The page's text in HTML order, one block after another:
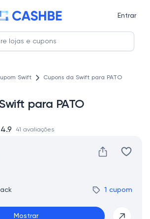
Entrar
Swift Cupons da Swift para PATO
para PATO
1 cupom
Mostrar
4.9 41 avaliações